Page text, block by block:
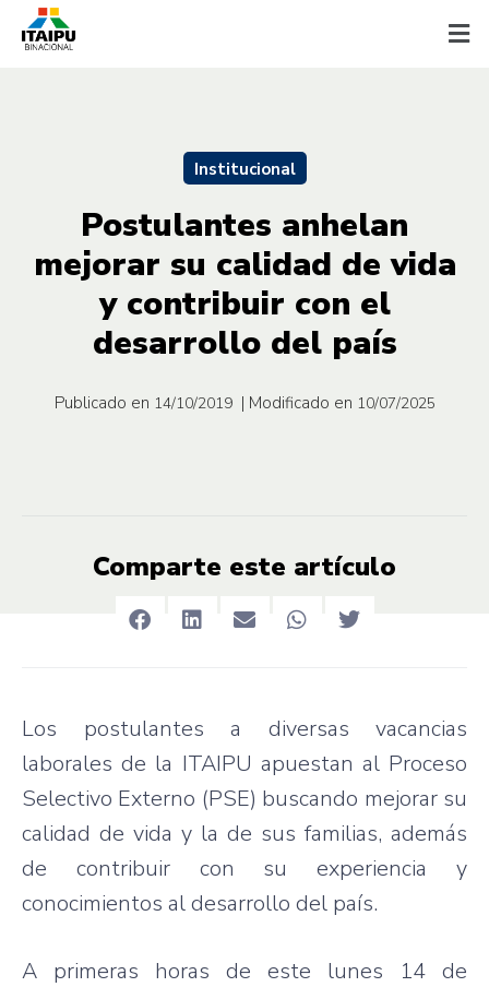
Institucional
Postulantes anhelan
mejorar su calidad de vida
y contribuir con el
desarrollo del país
Publicado en 14/10/2019 | Modificado en 10/07/2025
Comparte este artículo
Los postulantes a diversas vacancias
laborales de la ITAIPU apuestan al Proceso
Selectivo Externo (PSE) buscando mejorar su
calidad de vida y la de sus familias, además
de contribuir con su experiencia y
conocimientos al desarrollo del país.
A primeras horas de este lunes 14 de